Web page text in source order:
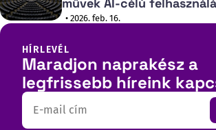
művek AI-célú
• 2026. feb. 16.
HÍRLEVÉL
Maradjon naprakész a
legfrissebb híreink
Email